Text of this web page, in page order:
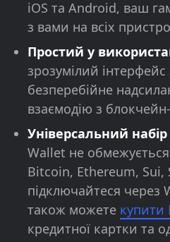
iOS та Android, ваш
з вами на всіх
Простий у
зрозумілий інтерфейс
безперебійне
взаємодію з
Універсальний набір
Wallet не
Bitcoin, Ethereum, Sui,
підключайтеся через
також можете купити
кредитної картки та